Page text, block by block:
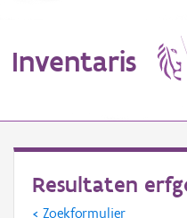
Inventaris
Resultaten
< Zoekformulier